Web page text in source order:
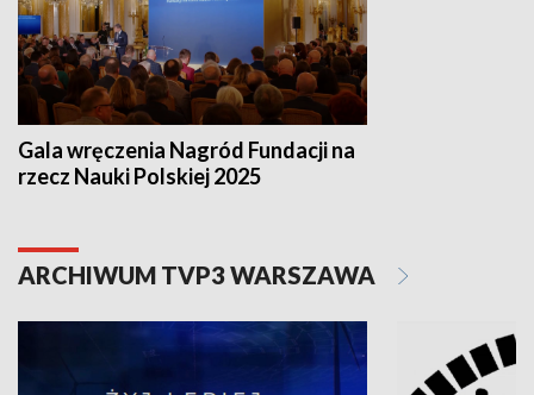
Gala wręczenia Nagród Fundacji na
rzecz Nauki Polskiej 2025
ARCHIWUM TVP3 WARSZAWA